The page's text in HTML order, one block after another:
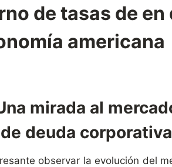
de tasas de
americana
mirada al
deuda
observar la evolución del